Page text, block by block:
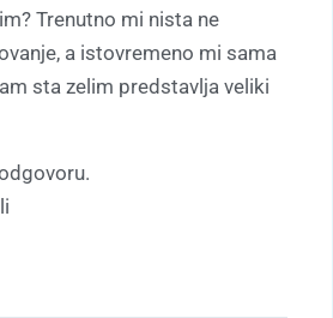
Trenutno mi nista ne
a istovremeno mi sama
sta zelim predstavlja veliki